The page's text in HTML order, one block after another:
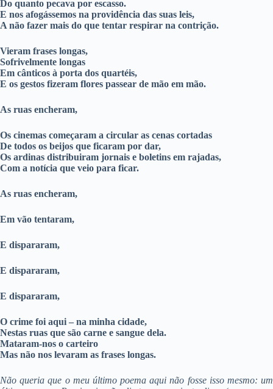
Do quanto pecava por escasso.
E nos afogássemos na providência das suas leis,
A não fazer mais do que tentar respirar na contrição.
Vieram frases longas,
Sofrivelmente longas
Em cânticos à porta dos quartéis,
E os gestos fizeram flores passear de mão em mão.
As ruas encheram,
Os cinemas começaram a circular as cenas cortadas
De todos os beijos que ficaram por dar,
Os ardinas distribuiram jornais e boletins em rajadas,
Com a notícia que veio para ficar.
As ruas encheram,
Em vão tentaram,
E dispararam,
E dispararam,
E dispararam,
O crime foi aqui – na minha cidade,
Nestas ruas que são carne e sangue dela.
Mataram-nos o carteiro
Mas não nos levaram as frases longas.
Não queria que o meu último poema aqui não fosse isso mesmo: um